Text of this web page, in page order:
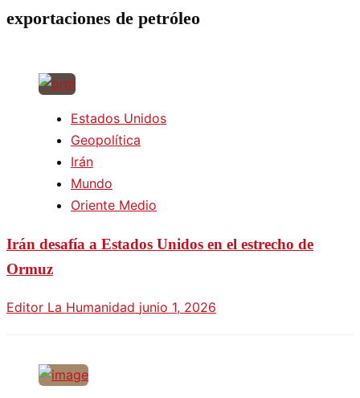
exportaciones de petróleo
Estados Unidos
Geopolítica
Irán
Mundo
Oriente Medio
Irán desafía a Estados Unidos en el estrecho de
Ormuz
Editor La Humanidad junio 1, 2026